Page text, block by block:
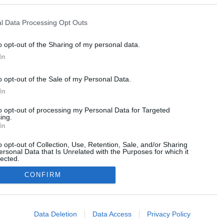
Data Processing Opt Outs
opt-out of the Sharing of my personal data.
opt-out of the Sale of my Personal Data.
opt-out of processing my Personal Data for Targeted
opt-out of Collection, Use, Retention, Sale, and/or Sharing
Data that Is Unrelated with the Purposes for which it
allow Google to enable storage related to advertising like cookies on
CONFIRM
Data Deletion Data Access Privacy Policy